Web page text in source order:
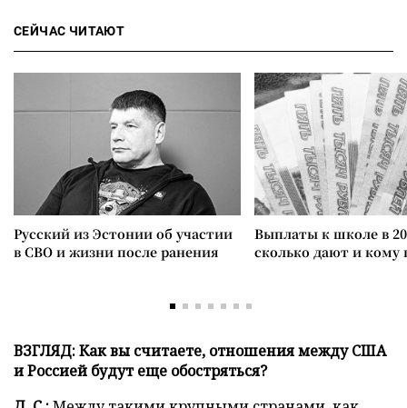
СЕЙЧАС ЧИТАЮТ
Русский из Эстонии об участии
в СВО и жизни после ранения
Выплаты к школе в
сколько дают и
ВЗГЛЯД: Как вы считаете, отношения между США
и Россией будут еще обостряться?